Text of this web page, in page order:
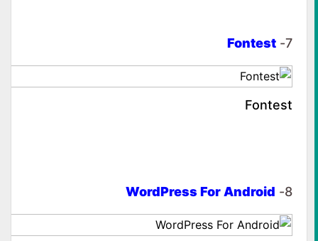
7-
Fontest
Fontest
8-
WordPress For Android